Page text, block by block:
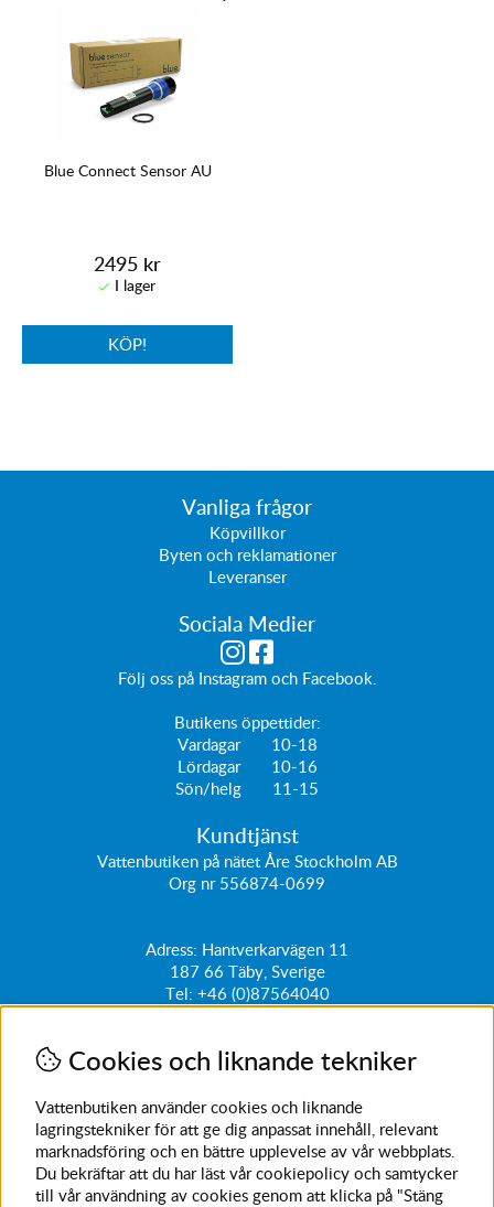
Blue Connect Sensor AU
2495 kr
KÖP!
Vanliga frågor
Köpvillkor
Byten och reklamationer
Leveranser
Sociala Medier
Följ oss på Instagramoch Facebook
Butikens öppettider:
Vardagar 10-18
Lördagar 10-16
Sön/helg 11-15
Kundtjänst
Vattenbutiken på nätet Åre Stockholm AB
Org nr 556874-0699
Adress: Hantverkarvägen 11
187 66 Täby, Sverige
Tel: +46 (0)87564040
kundtjanst@vattenbutiken.se
Få vårt nyhetsbrev
Ange din e-post nedan för att ta del av nyheter och
erbjudanden
SKICKA
Cookies och liknande tekniker
Vattenbutiken använder cookies och liknande
lagringstekniker för att ge dig anpassat innehåll, relevant
marknadsföring och en bättre upplevelse av vår webbplats.
Du bekräftar att du har läst vår cookiepolicy och samtycker
till vår användning av cookies genom att klicka på "Stäng